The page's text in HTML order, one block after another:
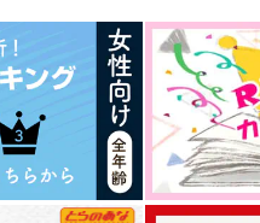
まるごとぎっしりミニ元チャ
crescita
748円 （税込）
尾形百之助×杉元佐一
サンプル カート